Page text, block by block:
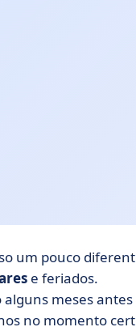
um pouco
e feriados.
meses antes
no momento